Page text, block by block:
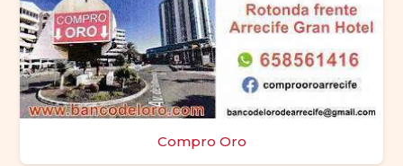
Compro Oro